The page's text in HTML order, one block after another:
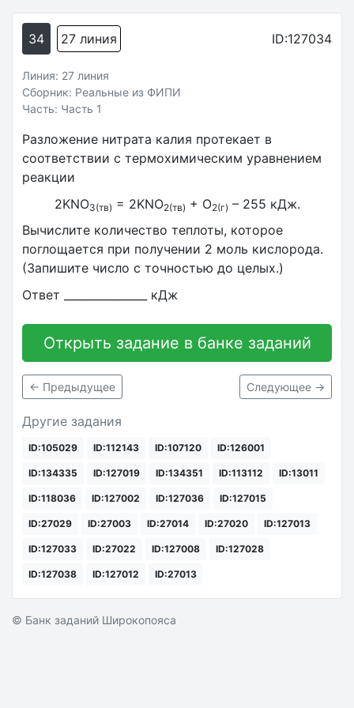
34 27 линия ID:127034
Линия: 27 линия
Сборник: Реальные из ФИПИ
Часть: Часть 1
Разложение нитрата калия протекает в
соответствии с термохимическим уравнением
реакции
2KNO3(тв) = 2KNO2(тв) + O2(г) – 255 кДж.
Вычислите количество теплоты, которое
поглощается при получении 2 моль кислорода.
(Запишите число с точностью до целых.)
Ответ _______________ кДж
Открыть задание в банке заданий
← Предыдущее Следующее →
Другие задания
ID:105029 ID:112143 ID:107120 ID:126001
ID:134335 ID:127019 ID:134351 ID:113112 ID:13011
ID:118036 ID:127002 ID:127036 ID:127015
ID:27029 ID:27003 ID:27014 ID:27020 ID:127013
ID:127033 ID:27022 ID:127008 ID:127028
ID:127038 ID:127012 ID:27013
© Банк заданий Широкопояса